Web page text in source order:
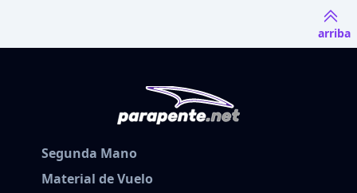
arriba
Segunda Mano
Material de Vuelo